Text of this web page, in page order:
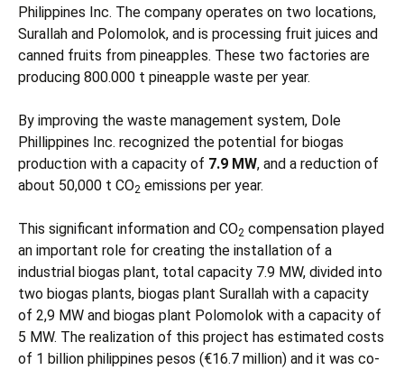
Philippines Inc. The company operates on two locations,
Surallah and Polomolok, and is processing fruit juices and
canned fruits from pineapples. These two factories are
producing 800.000 t pineapple waste per year.
By improving the waste management system, Dole
Phillippines Inc. recognized the potential for biogas
production with a capacity of 7.9 MW, and a reduction of
about 50,000 t CO2 emissions per year.
This significant information and CO2 compensation played
an important role for creating the installation of a
industrial biogas plant, total capacity 7.9 MW, divided into
two biogas plants, biogas plant Surallah with a capacity
of 2,9 MW and biogas plant Polomolok with a capacity of
5 MW. The realization of this project has estimated costs
of 1 billion philippines pesos (€16.7 million) and it was co-